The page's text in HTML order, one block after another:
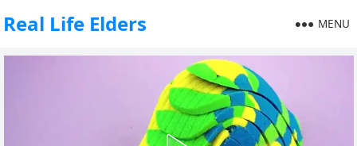
Real Life Elders MENU